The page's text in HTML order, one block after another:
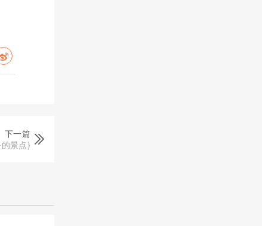
下一篇
景点)